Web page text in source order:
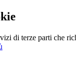
di terze parti che